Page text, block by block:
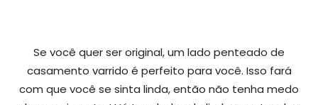
Se você quer ser original, um lado penteado de
casamento varrido é perfeito para você. Isso fará
com que você se sinta linda, então não tenha medo